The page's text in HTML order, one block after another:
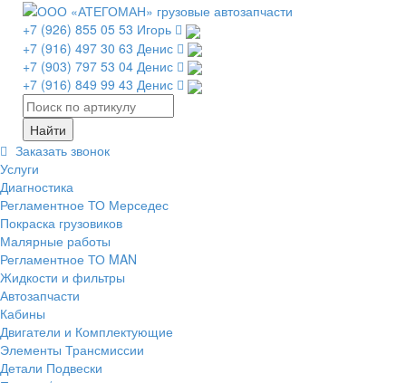
+7 (926) 855 05 53 Игорь
+7 (916) 497 30 63 Денис
+7 (903) 797 53 04 Денис
+7 (916) 849 99 43 Денис
Заказать звонок
Услуги
Диагностика
Регламентное ТО Мерседес
Покраска грузовиков
Малярные работы
Регламентное ТО MAN
Жидкости и фильтры
Автозапчасти
Кабины
Двигатели и Комплектующие
Элементы Трансмиссии
Детали Подвески